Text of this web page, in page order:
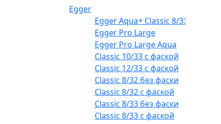
Egger
Egger Aqua+ Classic 8/33
Egger Pro Large
Egger Pro Large Aqua
Classic 10/33 с фаской
Classic 12/33 с фаской
Classic 8/32 без фаски
Classic 8/32 с фаской
Classic 8/33 без фаски
Classic 8/33 с фаской